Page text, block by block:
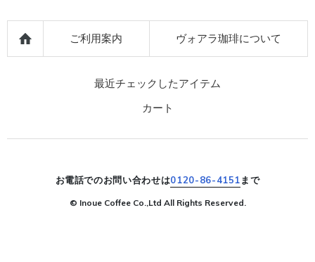
ご利用案内 ヴォアラ珈琲について
最近チェックしたアイテム
カート
お電話でのお問い合わせは0120-86-4151まで
© Inoue Coffee Co.,Ltd All Rights Reserved.